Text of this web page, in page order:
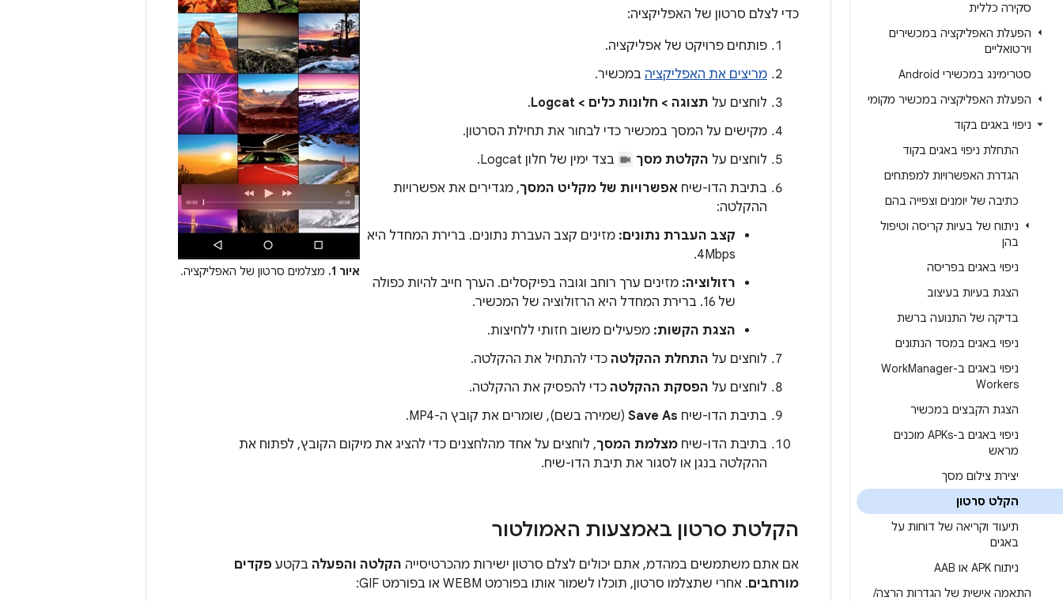
סקירה כללית
הפעלת האפליקציה במכשירים
וירטואליים
סטרימינג במכשירי Android
הפעלת האפליקציה במכשיר מקומי
ניפוי באגים בקוד
התחלת ניפוי באגים בקוד
הגדרת האפשרויות למפתחים
כתיבה של יומנים וצפייה בהם
ניתוח של בעיות קריסה וטיפול
בהן
ניפוי באגים בפריסה
הצגת בעיות בעיצוב
בדיקה של התנועה ברשת
ניפוי באגים במסד הנתונים
ניפוי באגים ב-WorkManager
Workers
הצגת הקבצים במכשיר
ניפוי באגים ב-APKs מוכנים
מראש
יצירת צילום מסך
הקלט סרטון
תיעוד וקריאה של דוחות על
באגים
ניתוח APK או AAB
התאמה אישית של הגדרות הרצה/
איור 1. מצלמים סרטון של האפליקציה.
כדי לצלם סרטון של האפליקציה:
פותחים פרויקט של אפליקציה.
מריצים את האפליקציה במכשיר.
לוחצים על תצוגה > חלונות כלים > Logcat
.
מקישים על המסך במכשיר כדי לבחור את תחילת הסרטון.
לוחצים על הקלטת מסך
בצד ימין של חלון Logcat.
בתיבת הדו-שיח אפשרויות של מקליט המסך, מגדירים את אפשרויות
ההקלטה:
קצב העברת נתונים: מזינים קצב העברת נתונים. ברירת המחדל היא
4Mbps.
רזולוציה: מזינים ערך רוחב וגובה בפיקסלים. הערך חייב להיות כפולה
של 16. ברירת המחדל היא הרזולוציה של המכשיר.
הצגת הקשות: מפעילים משוב חזותי ללחיצות.
לוחצים על התחלת ההקלטה כדי להתחיל את ההקלטה.
לוחצים על הפסקת ההקלטה כדי להפסיק את ההקלטה.
בתיבת הדו-שיח Save As (שמירה בשם), שומרים את קובץ ה-MP4.
בתיבת הדו-שיח מצלמת המסך, לוחצים על אחד מהלחצנים כדי להציג את מיקום הקובץ, לפתוח את
ההקלטה בנגן או לסגור את תיבת הדו-שיח.
הקלטת סרטון באמצעות האמולטור
אם אתם משתמשים במהדמ, אתם יכולים לצלם סרטון ישירות מהכרטיסייה הקלטה והפעלה בקטע פקדים
מורחבים. אחרי שתצלמו סרטון, תוכלו לשמור אותו בפורמט WEBM או בפורמט GIF: